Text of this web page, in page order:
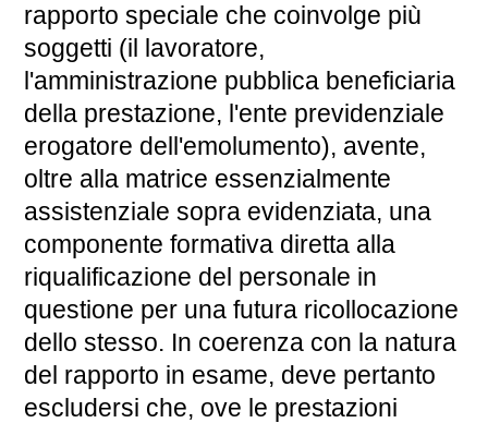
rapporto speciale che coinvolge più
soggetti (il lavoratore,
l'amministrazione pubblica beneficiaria
della prestazione, l'ente previdenziale
erogatore dell'emolumento), avente,
oltre alla matrice essenzialmente
assistenziale sopra evidenziata, una
componente formativa diretta alla
riqualificazione del personale in
questione per una futura ricollocazione
dello stesso. In coerenza con la natura
del rapporto in esame, deve pertanto
escludersi che, ove le prestazioni